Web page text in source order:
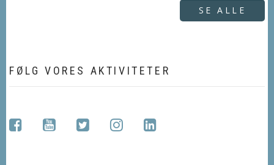
SE ALLE
FØLG VORES AKTIVITETER
facebookyoutubetwitterinstagramlinkedin